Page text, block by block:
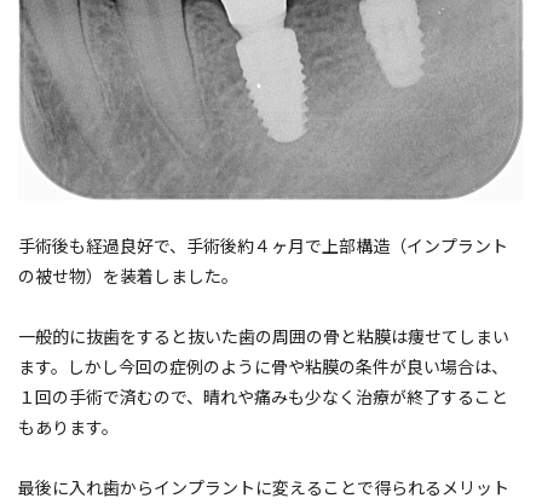
手術後も経過良好で、手術後約４ヶ月で上部構造（インプラント
の被せ物）を装着しました。
一般的に抜歯をすると抜いた歯の周囲の骨と粘膜は痩せてしまい
ます。しかし今回の症例のように骨や粘膜の条件が良い場合は、
１回の手術で済むので、晴れや痛みも少なく治療が終了すること
もあります。
最後に入れ歯からインプラントに変えることで得られるメリット